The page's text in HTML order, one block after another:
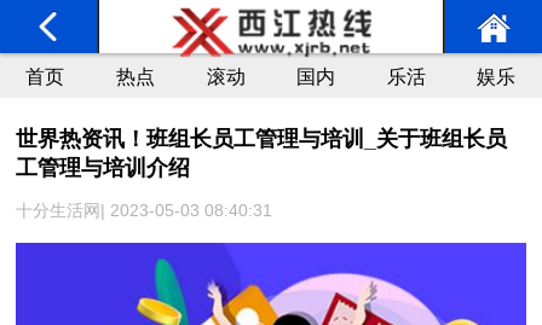
首页 热点 滚动 国内 乐活 娱乐
世界热资讯！班组长员工管理与培训_关于班组长员
工管理与培训介绍
十分生活网| 2023-05-03 08:40:31